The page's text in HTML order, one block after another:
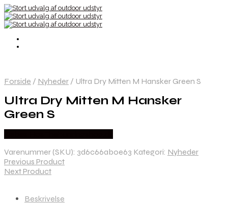
Forside / Nyheder / Ultra Dry Mitten M Hansker Green S
Ultra Dry Mitten M Hansker
Green S
Varenummer (SKU): 3d6c66ab0e63 Kategori: Nyheder
Previous Product
Next Product
Beskrivelse